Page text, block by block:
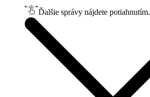
Ďalšie správy nájdete potiahnutím.